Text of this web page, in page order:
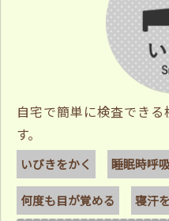
自宅で簡単に検査でき
す。
いびきをかく 睡眠時呼
何度も目が覚める 寝汗